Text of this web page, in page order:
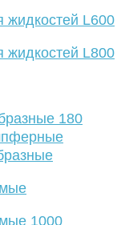
жидкостей L600
жидкостей L800
180
1000